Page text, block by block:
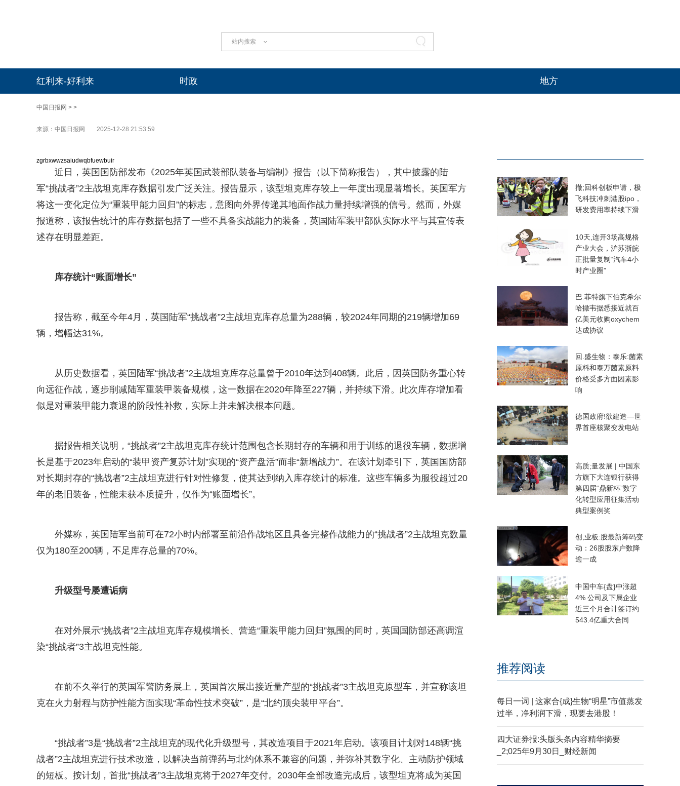
站内搜索
红利来-好利来 时政 地方
中国日报网 > >
来源：中国日报网 2025-12-28 21:53:59
zgrbxwwzsaiudwqbfuewbuir
近日，英国国防部发布《2025年英国武装部队装备与编制》报告（以下简称报告），其中披露的陆
军“挑战者”2主战坦克库存数据引发广泛关注。报告显示，该型坦克库存较上一年度出现显著增长。英国军方
将这一变化定位为“重装甲能力回归”的标志，意图向外界传递其地面作战力量持续增强的信号。然而，外媒
报道称，该报告统计的库存数据包括了一些不具备实战能力的装备，英国陆军装甲部队实际水平与其宣传表
述存在明显差距。
库存统计“账面增长”
报告称，截至今年4月，英国陆军“挑战者”2主战坦克库存总量为288辆，较2024年同期的219辆增加69
辆，增幅达31%。
从历史数据看，英国陆军“挑战者”2主战坦克库存总量曾于2010年达到408辆。此后，因英国防务重心转
向远征作战，逐步削减陆军重装甲装备规模，这一数据在2020年降至227辆，并持续下滑。此次库存增加看
似是对重装甲能力衰退的阶段性补救，实际上并未解决根本问题。
据报告相关说明，“挑战者”2主战坦克库存统计范围包含长期封存的车辆和用于训练的退役车辆，数据增
长是基于2023年启动的“装甲资产复苏计划”实现的“资产盘活”而非“新增战力”。在该计划牵引下，英国国防部
对长期封存的“挑战者”2主战坦克进行针对性修复，使其达到纳入库存统计的标准。这些车辆多为服役超过20
年的老旧装备，性能未获本质提升，仅作为“账面增长”。
外媒称，英国陆军当前可在72小时内部署至前沿作战地区且具备完整作战能力的“挑战者”2主战坦克数量
仅为180至200辆，不足库存总量的70%。
升级型号屡遭诟病
在对外展示“挑战者”2主战坦克库存规模增长、营造“重装甲能力回归”氛围的同时，英国国防部还高调渲
染“挑战者”3主战坦克性能。
在前不久举行的英国军警防务展上，英国首次展出接近量产型的“挑战者”3主战坦克原型车，并宣称该坦
克在火力射程与防护性能方面实现“革命性技术突破”，是“北约顶尖装甲平台”。
“挑战者”3是“挑战者”2主战坦克的现代化升级型号，其改造项目于2021年启动。该项目计划对148辆“挑
战者”2主战坦克进行技术改造，以解决当前弹药与北约体系不兼容的问题，并弥补其数字化、主动防护领域
的短板。按计划，首批“挑战者”3主战坦克将于2027年交付。2030年全部改造完成后，该型坦克将成为英国
撤;回科创板申请，极
飞科技冲刺港股ipo，
研发费用率持续下滑
10天,连开3场高规格
产业大会，沪苏浙皖
正批量复制“汽车4小
时产业圈”
巴.菲特旗下伯克希尔
哈撒韦据悉接近就百
亿美元收购oxychem
达成协议
回.盛生物：泰乐:菌素
原料和泰万菌素原料
价格受多方面因素影
响
德国政府!欲建造—世
界首座核聚变发电站
高质;量发展 | 中国东
方旗下大连银行获得
第四届“鼎新杯”数字
化转型应用征集活动
典型案例奖
创,业板:股最新筹码变
动：26股股东户数降
逾一成
中国中车{盘}中涨超
4% 公司及下属企业
近三个月合计签订约
543.4亿重大合同
推荐阅读
每日一词 | 这家合{成}生物“明星”市值蒸发
过半，净利润下滑，现要去港股！
四大证券报:头版头条内容精华摘要
_2;025年9月30日_财经新闻